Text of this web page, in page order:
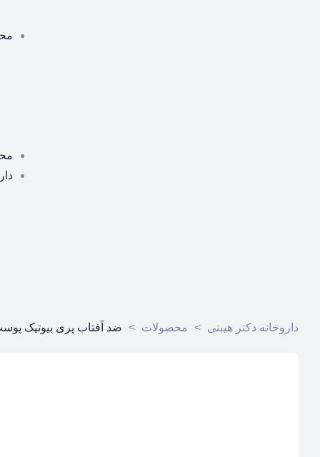
داروخانه دکتر هیبتی > محصولات > ضد آفتاب پری بیوتیک